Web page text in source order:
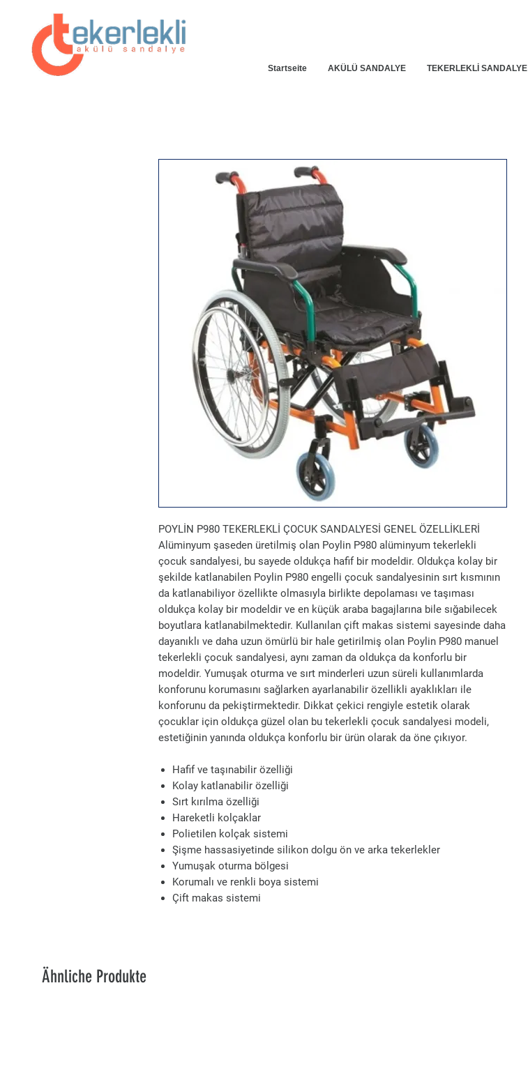
Startseite AKÜLÜ SANDALYE TEKERLEKLİ SANDALYE
POYLİN P980 TEKERLEKLİ ÇOCUK SANDALYESİ GENEL ÖZELLİKLERİ
Alüminyum şaseden üretilmiş olan Poylin P980 alüminyum tekerlekli
çocuk sandalyesi, bu sayede oldukça hafif bir modeldir. Oldukça kolay bir
şekilde katlanabilen Poylin P980 engelli çocuk sandalyesinin sırt kısmının
da katlanabiliyor özellikte olmasıyla birlikte depolaması ve taşıması
oldukça kolay bir modeldir ve en küçük araba bagajlarına bile sığabilecek
boyutlara katlanabilmektedir. Kullanılan çift makas sistemi sayesinde daha
dayanıklı ve daha uzun ömürlü bir hale getirilmiş olan Poylin P980 manuel
tekerlekli çocuk sandalyesi, aynı zaman da oldukça da konforlu bir
modeldir. Yumuşak oturma ve sırt minderleri uzun süreli kullanımlarda
konforunu korumasını sağlarken ayarlanabilir özellikli ayaklıkları ile
konforunu da pekiştirmektedir. Dikkat çekici rengiyle estetik olarak
çocuklar için oldukça güzel olan bu tekerlekli çocuk sandalyesi modeli,
estetiğinin yanında oldukça konforlu bir ürün olarak da öne çıkıyor.
Hafif ve taşınabilir özelliği
Kolay katlanabilir özelliği
Sırt kırılma özelliği
Hareketli kolçaklar
Polietilen kolçak sistemi
Şişme hassasiyetinde silikon dolgu ön ve arka tekerlekler
Yumuşak oturma bölgesi
Korumalı ve renkli boya sistemi
Çift makas sistemi
Ähnliche Produkte